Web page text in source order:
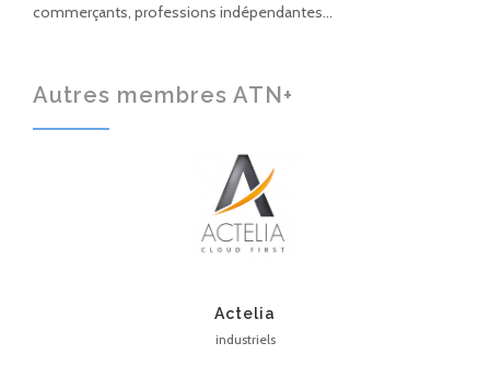
commerçants, professions indépendantes…
Autres membres ATN+
Actelia
industriels